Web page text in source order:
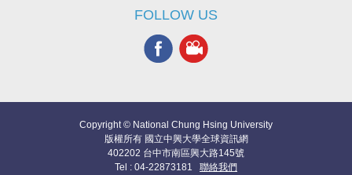
FOLLOW US
Copyright © National Chung Hsing University
版權所有 國立中興大學全球資訊網
402202 台中市南區興大路145號
Tel : 04-22873181 聯絡我們